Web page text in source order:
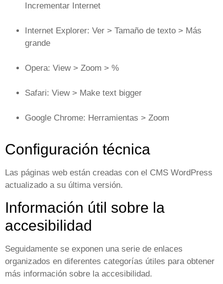
Incrementar Internet
Internet Explorer: Ver > Tamaño de texto > Más
grande
Opera: View > Zoom > %
Safari: View > Make text bigger
Google Chrome: Herramientas > Zoom
Configuración técnica
Las páginas web están creadas con el CMS WordPress
actualizado a su última versión.
Información útil sobre la
accesibilidad
Seguidamente se exponen una serie de enlaces
organizados en diferentes categorías útiles para obtener
más información sobre la accesibilidad.